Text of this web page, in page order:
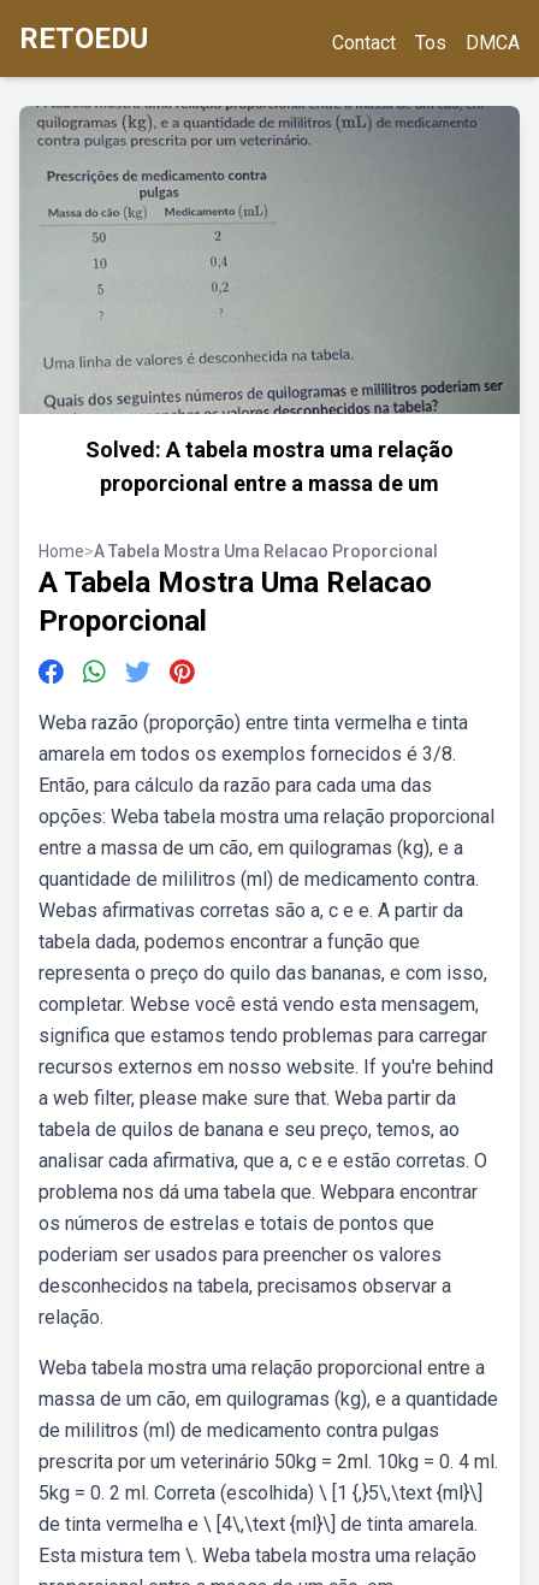
RETOEDU Contact Tos DMCA
Solved: A tabela mostra uma relação
proporcional entre a massa de um
Home>A Tabela Mostra Uma Relacao Proporcional
A Tabela Mostra Uma Relacao
Proporcional
Weba razão (proporção) entre tinta vermelha e tinta
amarela em todos os exemplos fornecidos é 3/8.
Então, para cálculo da razão para cada uma das
opções: Weba tabela mostra uma relação proporcional
entre a massa de um cão, em quilogramas (kg), e a
quantidade de mililitros (ml) de medicamento contra.
Webas afirmativas corretas são a, c e e. A partir da
tabela dada, podemos encontrar a função que
representa o preço do quilo das bananas, e com isso,
completar. Webse você está vendo esta mensagem,
significa que estamos tendo problemas para carregar
recursos externos em nosso website. If you're behind
a web filter, please make sure that. Weba partir da
tabela de quilos de banana e seu preço, temos, ao
analisar cada afirmativa, que a, c e e estão corretas. O
problema nos dá uma tabela que. Webpara encontrar
os números de estrelas e totais de pontos que
poderiam ser usados para preencher os valores
desconhecidos na tabela, precisamos observar a
relação.
Weba tabela mostra uma relação proporcional entre a
massa de um cão, em quilogramas (kg), e a quantidade
de mililitros (ml) de medicamento contra pulgas
prescrita por um veterinário 50kg = 2ml. 10kg = 0. 4 ml.
5kg = 0. 2 ml. Correta (escolhida) \ [1 {,}5\,\text {ml}\]
de tinta vermelha e \ [4\,\text {ml}\] de tinta amarela.
Esta mistura tem \. Weba tabela mostra uma relação